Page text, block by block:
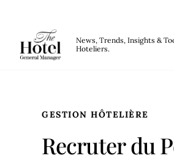
News, Trends, Insights &
Hoteliers.
GESTION HÔTELIÈRE
Recruter du